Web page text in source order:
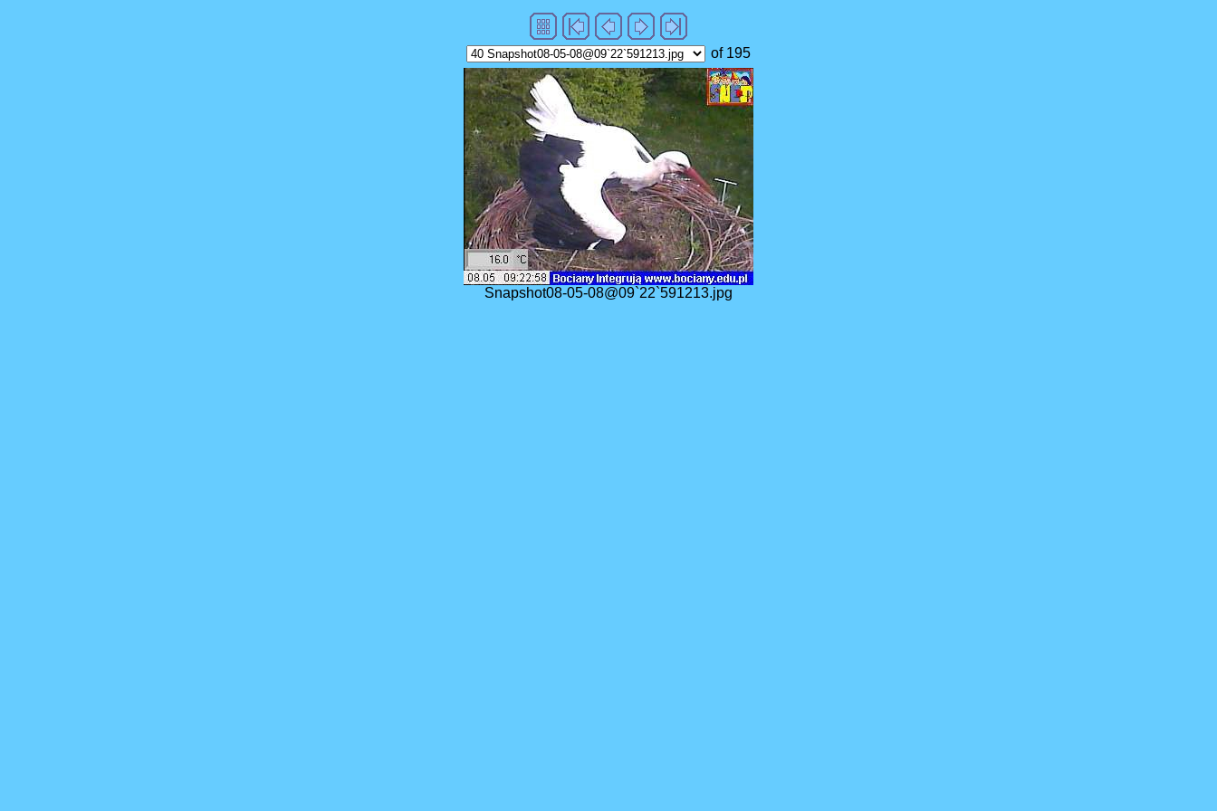
of 195
Snapshot08-05-08@09`22`591213.jpg